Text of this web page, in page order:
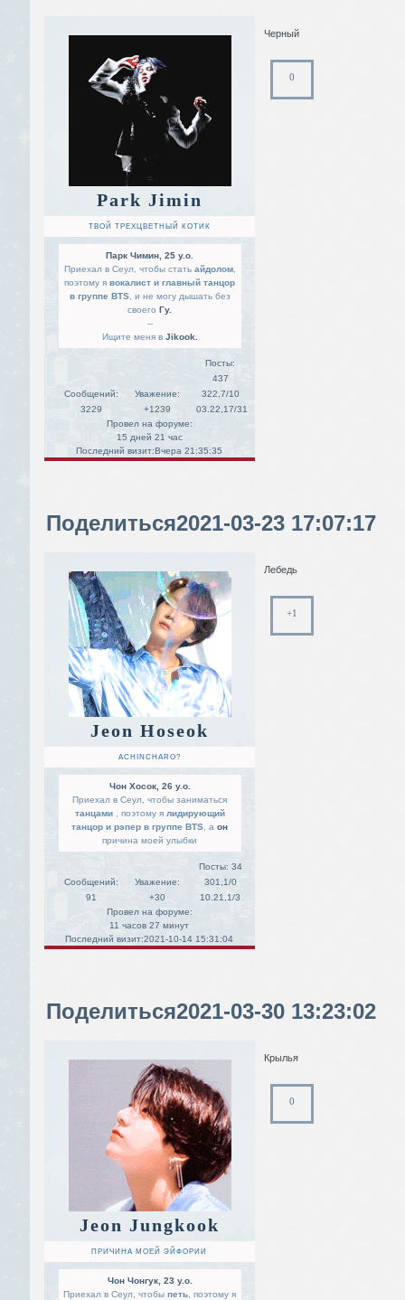
Park Jimin
ТВОЙ ТРЕХЦВЕТНЫЙ КОТИК
Парк Чимин, 25 y.o.
Приехал в Сеул, чтобы стать айдолом,
поэтому я вокалист и главный танцор
в группе BTS, и не могу дышать без
своего Гу.
--
Ищите меня в Jikook.
Сообщений:
3229
Уважение:
+1239
Посты:
437
322,7/10
03.22,17/31
Провел на форуме:
15 дней 21 час
Последний визит:Вчера 21:35:35
Черный
0
Поделиться2021-03-23 17:07:17
Jeon Hoseok
ACHINCHARO?
Чон Хосок, 26 y.o.
Приехал в Сеул, чтобы заниматься
танцами
, поэтому я лидирующий
танцор и рэпер в группе BTS , а он
причина моей улыбки
Сообщений:
91
Уважение:
+30
Посты: 34
301,1/0
10.21,1/3
Провел на форуме:
11 часов 27 минут
Последний визит:2021-10-14 15:31:04
Лебедь
+1
Поделиться2021-03-30 13:23:02
Jeon Jungkook
ПРИЧИНА МОЕЙ ЭЙФОРИИ
Чон Чонгук, 23 y.o.
Приехал в Сеул, чтобы петь , поэтому я
Крылья
0